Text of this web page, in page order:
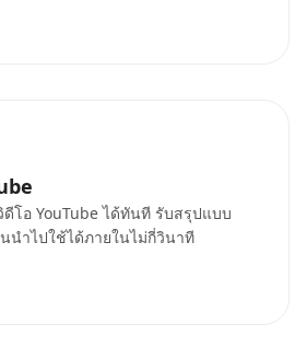
โอ YouTube ได้ทันที รับสรุปแบบ
นำไปใช้ได้ภายในไม่กี่วินาที